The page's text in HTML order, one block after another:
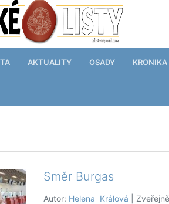
AKTUALITY OSADY KRONIKA
Směr Burgas
Autor: Helena Králová |